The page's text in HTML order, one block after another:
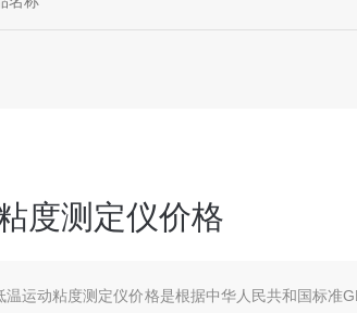
度测定仪价格
温运动粘度测定仪价格是根据中华人民共和国标准